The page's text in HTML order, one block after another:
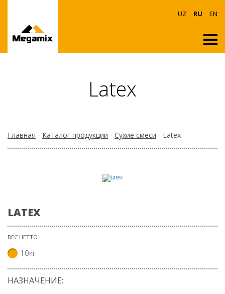
UZ RU EN
Latex
Главная - Каталог продукции - Сухие смеси - Latex
LATEX
ВЕС НЕТТО
10кг
НАЗНАЧЕНИЕ: